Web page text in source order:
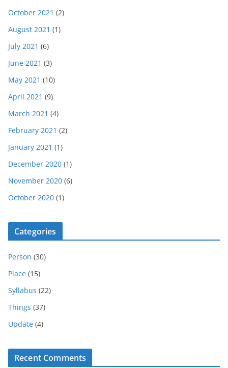
October 2021 (2)
August 2021 (1)
July 2021 (6)
June 2021 (3)
May 2021 (10)
April 2021 (9)
March 2021 (4)
February 2021 (2)
January 2021 (1)
December 2020 (1)
November 2020 (6)
October 2020 (1)
Categories
Person (30)
Place (15)
Syllabus (22)
Things (37)
Update (4)
Recent Comments